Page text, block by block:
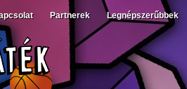
Partnerek Legnépszerűbbek